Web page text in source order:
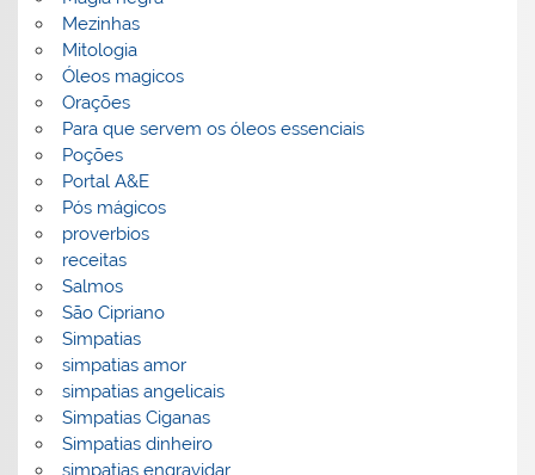
Mezinhas
Mitologia
Óleos magicos
Orações
Para que servem os óleos essenciais
Poções
Portal A&E
Pós mágicos
proverbios
receitas
Salmos
São Cipriano
Simpatias
simpatias amor
simpatias angelicais
Simpatias Ciganas
Simpatias dinheiro
simpatias engravidar